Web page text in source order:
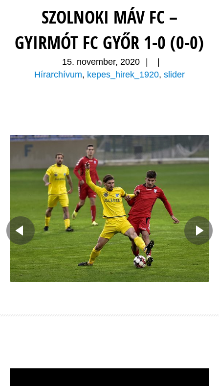
SZOLNOKI MÁV FC –
GYIRMÓT FC GYŐR 1-0 (0-0)
15. november, 2020
Hírarchívum, kepes_hirek_1920, slider